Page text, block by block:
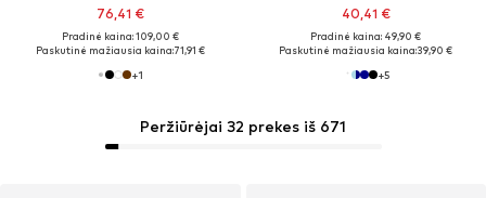
76,41 €
Pradinė kaina: 109,00 €
Paskutinė mažiausia kaina:71,91 €
+1
40,41 €
Pradinė kaina: 49,90 €
Paskutinė mažiausia kaina:39,90 €
+5
Peržiūrėjai 32 prekes iš 671